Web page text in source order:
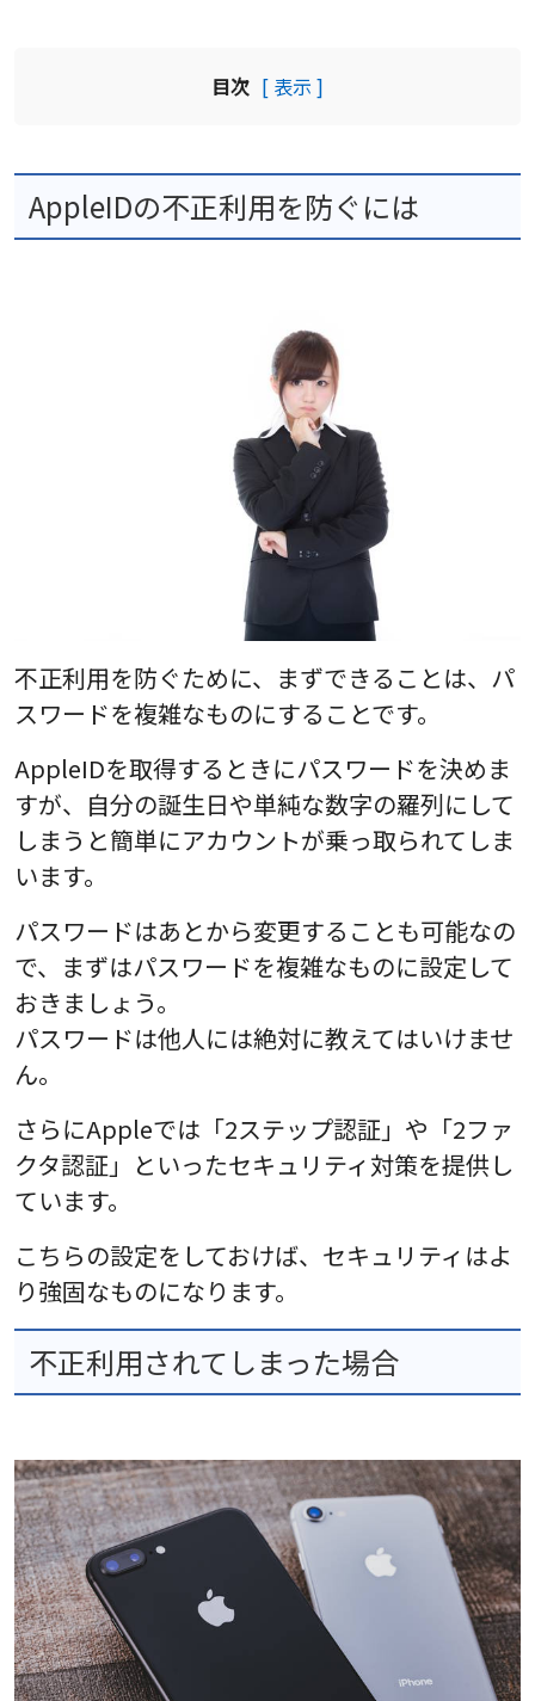
目次 [ 表示 ]
AppleIDの不正利用を防ぐには
不正利用を防ぐために、まずできることは、パ
スワードを複雑なものにすることです。
AppleIDを取得するときにパスワードを決めま
すが、自分の誕生日や単純な数字の羅列にして
しまうと簡単にアカウントが乗っ取られてしま
います。
パスワードはあとから変更することも可能なの
で、まずはパスワードを複雑なものに設定して
おきましょう。
パスワードは他人には絶対に教えてはいけませ
ん。
さらにAppleでは「2ステップ認証」や「2ファ
クタ認証」といったセキュリティ対策を提供し
ています。
こちらの設定をしておけば、セキュリティはよ
り強固なものになります。
不正利用されてしまった場合